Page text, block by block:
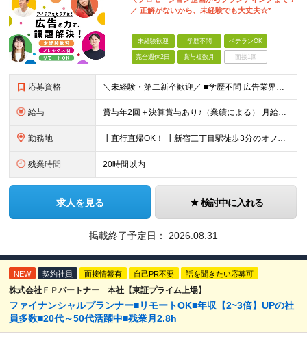
／ 正解がないから、未経験でも大丈夫☆*
未経験歓迎 学歴不問 ベテランOK
完全週休2日 賞与複数月 面接1回
応募資格 ＼未経験・第二新卒歓迎／ ■学歴不問 広告業界の知識や経験は一切不問。 未経験から活躍している先輩が多数在籍中です！ ＜こんな方にオススメです！＞ ◎広告・マーケティングの世界に興味がある ◎自
給与 賞与年2回＋決算賞与あり♪（業績による） 月給30万円～ ※上記月給額を目安として、経験や前職給与などを踏まえ、相談のうえ給与額が変動する可能性がございます。 ※試用期間中は賞与対象外となります。
勤務地 ┃直行直帰OK！ ┃新宿三丁目駅徒歩3分のオフィス ┃転勤なし 【本社】 東京都新宿区新宿5-13-9 太平洋不動産新宿ビル 2F ＼オフィスの雰囲気についてご紹介／ 落ち着いた色味でまとめられた
残業時間 20時間以内
求人を見る 検討中に入れる
掲載終了予定日： 2026.08.31
NEW 契約社員 面接情報有 自己PR不要 話を聞きたい応募可
株式会社ＦＰパートナー 本社【東証プライム上場】
ファイナンシャルプランナー■リモートOK■年収【2~3倍】UPの社
員多数■20代～50代活躍中■残業月2.8h